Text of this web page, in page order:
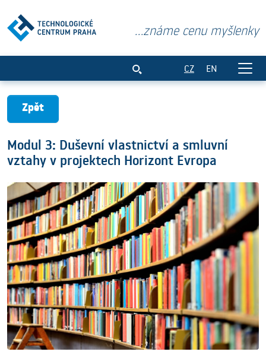
...známe cenu myšlenky
CZ EN
Zpět
Modul 3: Duševní vlastnictví a smluvní
vztahy v projektech Horizont Evropa